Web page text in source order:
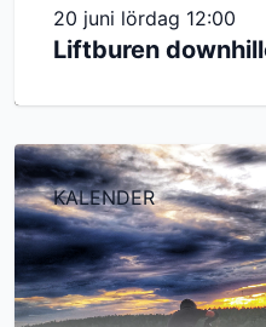
20 juni lördag 12:00
Liftburen
KALENDER